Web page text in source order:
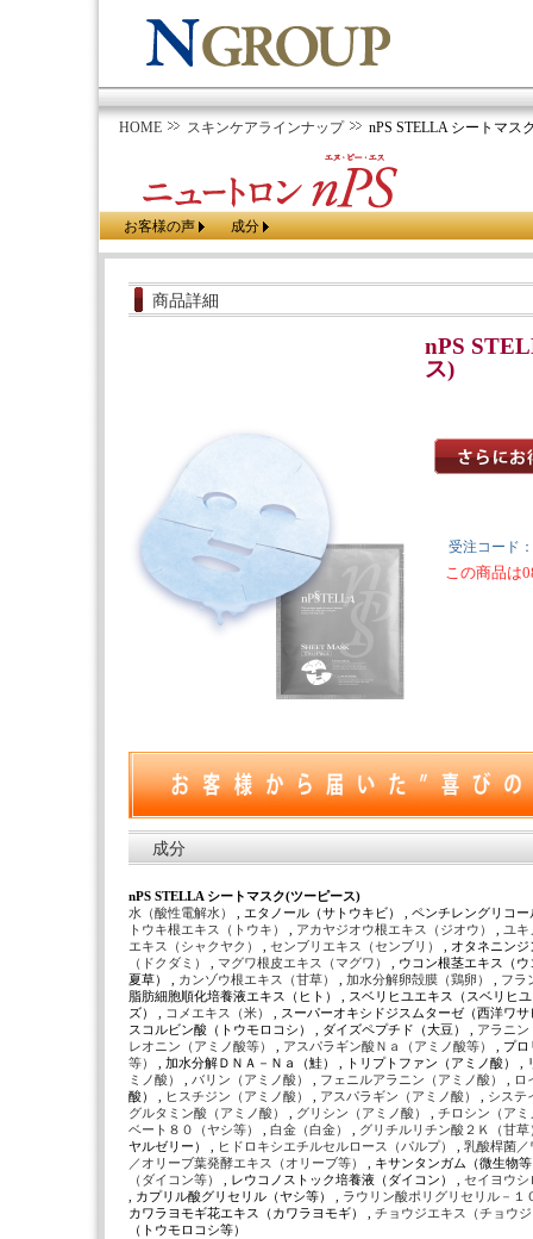
HOME スキンケアラインナップ nPS STELLA シートマス
お客様の声 成分
商品詳細
nPS
ス)
受注コード：
この商品は
成分
nPS STELLA シートマスク(ツーピース)
水（酸性電解水）
, エタノール（サトウキビ） , ペンチレングリコ
トウキ根エキス（トウキ）
アカヤジオウ根エキス（ジオウ）
ユ
エキス（シャクヤク）
センブリエキス（センブリ）
, オタネニン
（ドクダミ）
マグワ根皮エキス（マグワ）
, ウコン根茎エキス（
夏草） ,
カンゾウ根エキス（甘草） 加水分解卵殻膜（鶏卵）
フラ
脂肪細胞順化培養液エキス（ヒト） , スベリヒユエキス（スベリヒ
ズ） ,
コメエキス（米）
, スーパーオキシドジスムターゼ（西洋ワ
スコルビン酸（トウモロコシ） , ダイズペプチド（大豆） ,
アラニ
レオニン（アミノ酸等）
アスパラギン酸Ｎａ（アミノ酸等）
, プ
等）
, 加水分解ＤＮＡ－Ｎａ（鮭） , トリプトファン（アミノ酸）
ミノ酸）
バリン（アミノ酸） フェニルアラニン（アミノ酸）
ロ
酸） ,
ヒスチジン（アミノ酸） アスパラギン（アミノ酸）
システ
グルタミン酸（アミノ酸）
グリシン（アミノ酸）
チロシン（ア
ベート８０（ヤシ等）
白金（白金）
グリチルリチン酸２Ｋ（甘
ヤルゼリー） ,
ヒドロキシエチルセルロース（パルプ）
乳酸桿菌
／オリーブ葉発酵エキス（オリーブ等）
, キサンタンガム（微生物
（ダイコン等）
, レウコノストック培養液（ダイコン） , セイヨウシ
, カプリル酸グリセリル（ヤシ等） ,
ラウリン酸ポリグリセリル－１
カワラヨモギ花エキス（カワラヨモギ） , チョウジエキス（チョウ
（トウモロコシ等）